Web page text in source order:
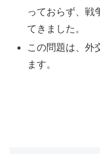
っておらず、戦
てきました。
この問題は、外
ます。